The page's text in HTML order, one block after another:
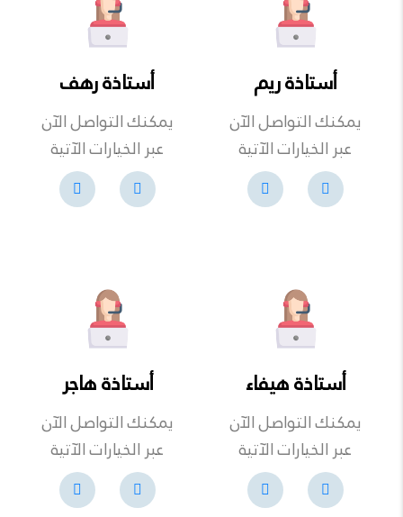
أستاذة ريم
يمكنك التواصل الآن
عبر الخيارات الآتية
أستاذة رهف
يمكنك التواصل الآن
عبر الخيارات الآتية
أستاذة هيفاء
يمكنك التواصل الآن
عبر الخيارات الآتية
أستاذة هاجر
يمكنك التواصل الآن
عبر الخيارات الآتية